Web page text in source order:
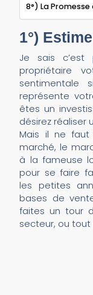
8°) La Promesse
1°)
Je sais c’est
propriétaire
représente
êtes un
désirez réaliser
Mais il ne faut
marché, le
à la fameuse
pour se faire
les petites
bases de
faites un tour
secteur, ou